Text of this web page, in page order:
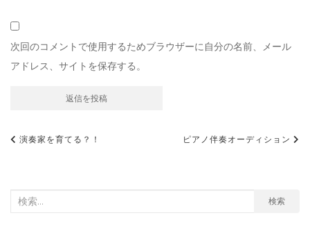
次回のコメントで使用するためブラウザーに自分の名前、メール
アドレス、サイトを保存する。
投
ビ
演奏家を育てる？！ ピアノ伴奏オーディション
検
検索